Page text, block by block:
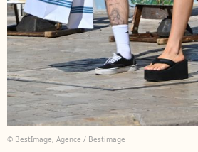
© BestImage, Agence / Bestimage